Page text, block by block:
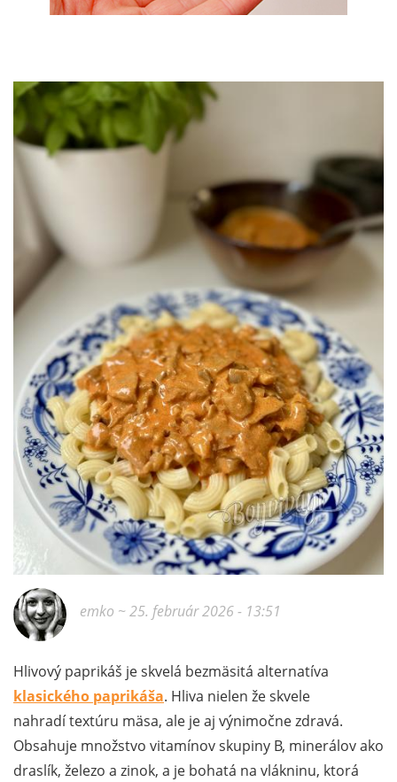
emko ~ 25. február 2026 - 13:51
Hlivový paprikáš je skvelá bezmäsitá alternatíva
klasického paprikáša. Hliva nielen že skvele
nahradí textúru mäsa, ale je aj výnimočne zdravá.
Obsahuje množstvo vitamínov skupiny B, minerálov ako
draslík, železo a zinok, a je bohatá na vlákninu, ktorá